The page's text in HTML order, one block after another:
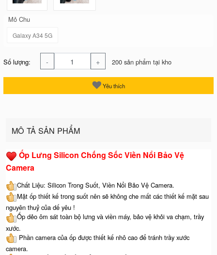
Mỏ Chu
Galaxy A34 5G
Số lượng: - + 200 sản phẩm tại kho
Yêu thích
MÔ TẢ SẢN PHẨM
Ốp Lưng Silicon Chống Sốc Viền Nổi Bảo Vệ
Camera
Chất Liệu: Silicon Trong Suốt, Viền Nổi Bảo Vệ Camera.
Mặt ốp thiết kế trong suốt nên sẽ không che mất các thiết kế mặt sau
nguyên thuỷ của dế yêu !
Ốp dẻo ôm sát toàn bộ lưng và viền máy, bảo vệ khỏi va chạm, trầy
xước.
Phần camera của ốp được thiết kế nhô cao để tránh trầy xước
camera.